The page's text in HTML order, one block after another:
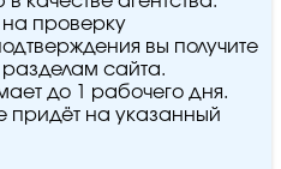
проверку
вы получите
сайта.
до 1 рабочего дня.
придёт на указанный